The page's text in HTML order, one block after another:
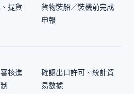
提貨
貨物裝船／裝機前完成
申報
核進
確認出口許可、統計貿
易數據